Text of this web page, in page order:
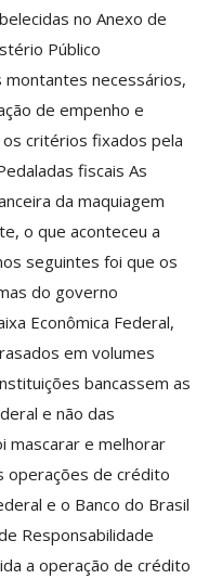
no Anexo de
Público
necessários,
de empenho e
critérios fixados pela
fiscais As
da maquiagem
o que aconteceu a
seguintes foi que os
do governo
Econômica Federal,
em volumes
bancassem as
e não das
mascarar e melhorar
operações de crédito
e o Banco do Brasil
Responsabilidade
a operação de crédito